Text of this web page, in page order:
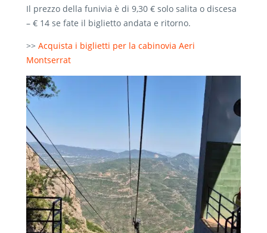
Il prezzo della funivia è di 9,30 € solo salita o discesa
– € 14 se fate il biglietto andata e ritorno.
>> Acquista i biglietti per la cabinovia Aeri
Montserrat